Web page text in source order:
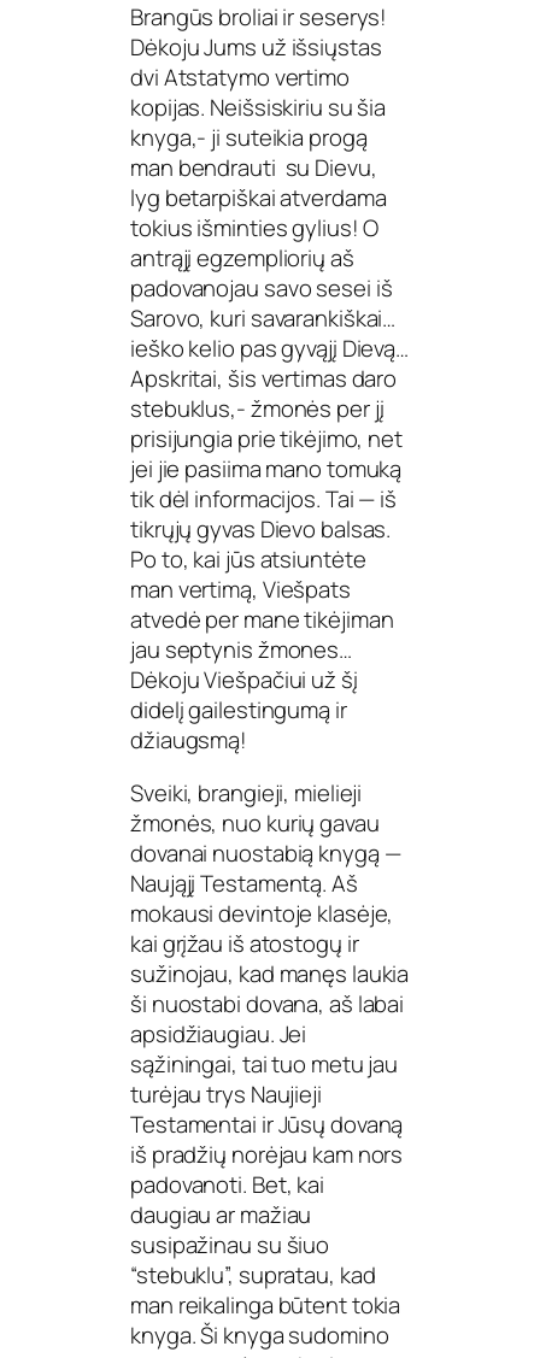
Brangūs broliai ir seserys!
Dėkoju Jums už išsiųstas
dvi Atstatymo vertimo
kopijas. Neišsiskiriu su šia
knyga,- ji suteikia progą
man bendrauti su Dievu,
lyg betarpiškai atverdama
tokius išminties gylius! O
antrąjį egzempliorių aš
padovanojau savo sesei iš
Sarovo, kuri savarankiškai…
ieško kelio pas gyvąjį Dievą…
Apskritai, šis vertimas daro
stebuklus,- žmonės per jį
prisijungia prie tikėjimo, net
jei jie pasiima mano tomuką
tik dėl informacijos. Tai — iš
tikrųjų gyvas Dievo balsas.
Po to, kai jūs atsiuntėte
man vertimą, Viešpats
atvedė per mane tikėjiman
jau septynis žmones…
Dėkoju Viešpačiui už šį
didelį gailestingumą ir
džiaugsmą!
Sveiki, brangieji, mielieji
žmonės, nuo kurių gavau
dovanai nuostabią knygą —
Naująjį Testamentą. Aš
mokausi devintoje klasėje,
kai grįžau iš atostogų ir
sužinojau, kad manęs laukia
ši nuostabi dovana, aš labai
apsidžiaugiau. Jei
sąžiningai, tai tuo metu jau
turėjau trys Naujieji
Testamentai ir Jūsų dovaną
iš pradžių norėjau kam nors
padovanoti. Bet, kai
daugiau ar mažiau
susipažinau su šiuo
“stebuklu”, supratau, kad
man reikalinga būtent tokia
knyga. Ši knyga sudomino